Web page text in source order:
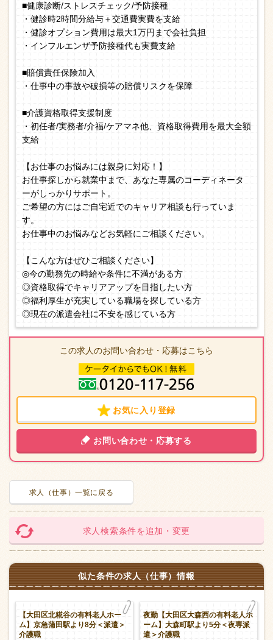
■健康診断/ストレスチェック/予防接種
・健診時2時間分給与＋交通費実費を支給
・健診オプション費用は最大1万円まで会社負担
・インフルエンザ予防接種代も実費支給
■賠償責任保険加入
・仕事中の事故や破損等の賠償リスクを保障
■介護資格取得支援制度
・初任者/実務者/介福/ケアマネ他、資格取得費用を最大全額
支給
【お仕事のお悩みには親身に対応！】
お仕事探しから就業中まで、あなた専属のコーディネータ
ーがしっかりサポート。
ご希望の方にはご自宅近でのキャリア相談も行っていま
す。
お仕事中のお悩みなどお気軽にご相談ください。
【こんな方はぜひご相談ください】
◎今の勤務先の時給や条件に不満がある方
◎資格取得でキャリアアップを目指したい方
◎福利厚生が充実している職場を探している方
◎現在の派遣会社に不安を感じている方
この求人のお問い合わせ・応募はこちら
お気に入り登録
お問い合わせ・応募する
求人（仕事）一覧に戻る
求人検索条件を追加・変更
似た条件の求人（仕事）情報
【大田区北糀谷の有料老人ホー
ム】京急蒲田駅より8分＜派遣＞
介護職
夜勤【大田区大森西の有料老人ホ
ーム】大森町駅より5分＜夜専派
遣＞介護職